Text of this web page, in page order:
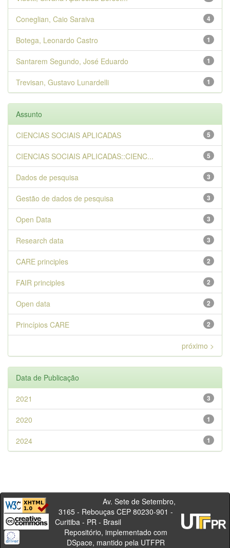
4
Coneglian, Caio Saraiva
1
Botega, Leonardo Castro
1
Santarem Segundo, José Eduardo
1
Trevisan, Gustavo Lunardelli
Assunto
5
CIENCIAS SOCIAIS APLICADAS
5
CIENCIAS SOCIAIS APLICADAS::CIENC...
3
Dados de pesquisa
3
Gestão de dados de pesquisa
3
Open Data
3
Research data
2
CARE principles
2
FAIR principles
2
Open data
2
Princípios CARE
próximo >
Data de Publicação
3
2021
1
2020
1
2024
Av. Sete de Setembro,
3165 - Rebouças CEP 80230-901 -
Curitiba - PR - Brasil
Repositório, implementado com
DSpace, mantido pela UTFPR